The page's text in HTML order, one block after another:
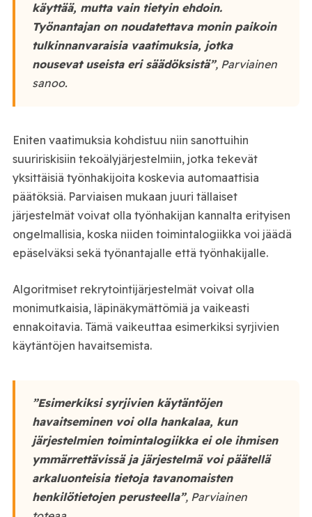
käyttää, mutta vain tietyin ehdoin.
Työnantajan on noudatettava monin paikoin
tulkinnanvaraisia vaatimuksia, jotka
nousevat useista eri säädöksistä”, Parviainen
sanoo.
Eniten vaatimuksia kohdistuu niin sanottuihin
suuririskisiin tekoälyjärjestelmiin, jotka tekevät
yksittäisiä työnhakijoita koskevia automaattisia
päätöksiä. Parviaisen mukaan juuri tällaiset
järjestelmät voivat olla työnhakijan kannalta erityisen
ongelmallisia, koska niiden toimintalogiikka voi jäädä
epäselväksi sekä työnantajalle että työnhakijalle.
Algoritmiset rekrytointijärjestelmät voivat olla
monimutkaisia, läpinäkymättömiä ja vaikeasti
ennakoitavia. Tämä vaikeuttaa esimerkiksi syrjivien
käytäntöjen havaitsemista.
”Esimerkiksi syrjivien käytäntöjen
havaitseminen voi olla hankalaa, kun
järjestelmien toimintalogiikka ei ole ihmisen
ymmärrettävissä ja järjestelmä voi päätellä
arkaluonteisia tietoja tavanomaisten
henkilötietojen perusteella”, Parviainen